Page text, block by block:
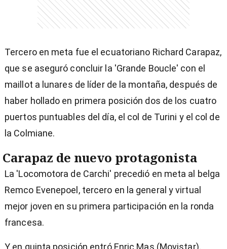
Tercero en meta fue el ecuatoriano Richard Carapaz,
que se aseguró concluir la 'Grande Boucle' con el
maillot a lunares de líder de la montaña, después de
haber hollado en primera posición dos de los cuatro
puertos puntuables del día, el col de Turini y el col de
la Colmiane.
Carapaz de nuevo protagonista
La 'Locomotora de Carchi' precedió en meta al belga
Remco Evenepoel, tercero en la general y virtual
mejor joven en su primera participación en la ronda
francesa.
Y en quinta posición entró Enric Mas (Movistar),